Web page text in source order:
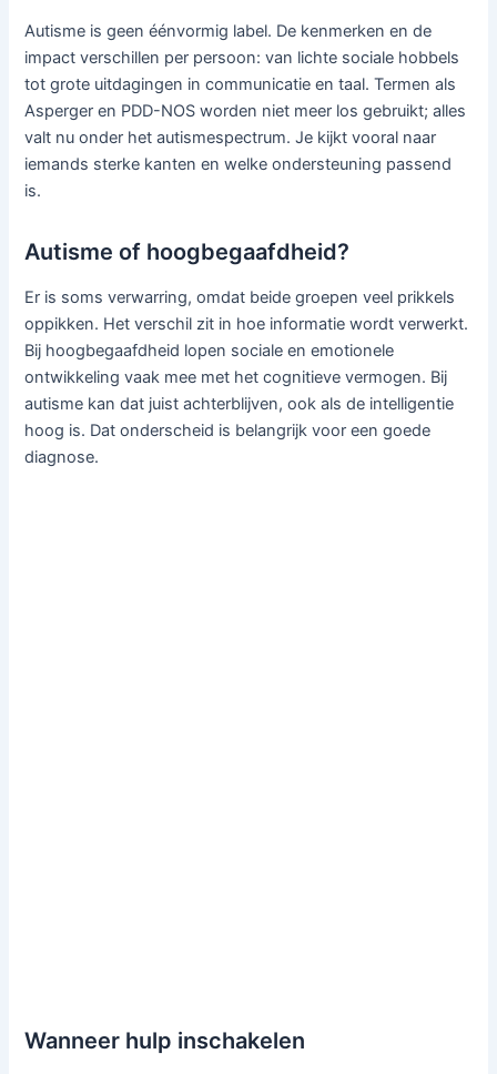
Autisme is geen éénvormig label. De kenmerken en de
impact verschillen per persoon: van lichte sociale hobbels
tot grote uitdagingen in communicatie en taal. Termen als
Asperger en PDD-NOS worden niet meer los gebruikt; alles
valt nu onder het autismespectrum. Je kijkt vooral naar
iemands sterke kanten en welke ondersteuning passend
is.
Autisme of hoogbegaafdheid?
Er is soms verwarring, omdat beide groepen veel prikkels
oppikken. Het verschil zit in hoe informatie wordt verwerkt.
Bij hoogbegaafdheid lopen sociale en emotionele
ontwikkeling vaak mee met het cognitieve vermogen. Bij
autisme kan dat juist achterblijven, ook als de intelligentie
hoog is. Dat onderscheid is belangrijk voor een goede
diagnose.
Wanneer hulp inschakelen